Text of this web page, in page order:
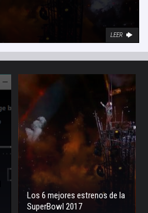
LEER
Los 6 mejores estrenos de la
SuperBowl 2017